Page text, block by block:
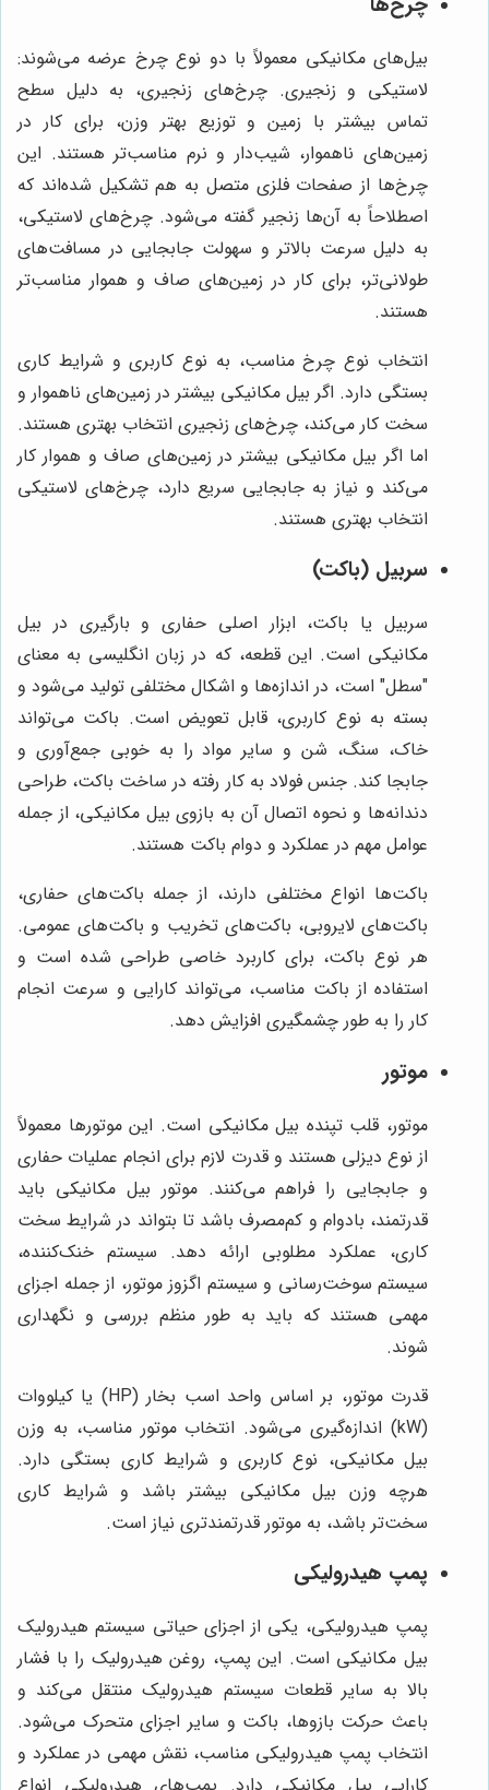
بیل‌های مکانیکی معمولاً با دو نوع چرخ عرضه می‌شوند:
لاستیکی و زنجیری. چرخ‌های زنجیری، به دلیل سطح
تماس بیشتر با زمین و توزیع بهتر وزن، برای کار در
زمین‌های ناهموار، شیب‌دار و نرم مناسب‌تر هستند. این
چرخ‌ها از صفحات فلزی متصل به هم تشکیل شده‌اند که
اصطلاحاً به آن‌ها زنجیر گفته می‌شود. چرخ‌های لاستیکی،
به دلیل سرعت بالاتر و سهولت جابجایی در مسافت‌های
طولانی‌تر، برای کار در زمین‌های صاف و هموار مناسب‌تر
هستند.
انتخاب نوع چرخ مناسب، به نوع کاربری و شرایط کاری
بستگی دارد. اگر بیل مکانیکی بیشتر در زمین‌های ناهموار و
سخت کار می‌کند، چرخ‌های زنجیری انتخاب بهتری هستند.
اما اگر بیل مکانیکی بیشتر در زمین‌های صاف و هموار کار
می‌کند و نیاز به جابجایی سریع دارد، چرخ‌های لاستیکی
انتخاب بهتری هستند.
سربیل (باکت)
سربیل یا باکت، ابزار اصلی حفاری و بارگیری در بیل
مکانیکی است. این قطعه، که در زبان انگلیسی به معنای
"سطل" است، در اندازه‌ها و اشکال مختلفی تولید می‌شود و
بسته به نوع کاربری، قابل تعویض است. باکت می‌تواند
خاک، سنگ، شن و سایر مواد را به خوبی جمع‌آوری و
جابجا کند. جنس فولاد به کار رفته در ساخت باکت، طراحی
دندانه‌ها و نحوه اتصال آن به بازوی بیل مکانیکی، از جمله
عوامل مهم در عملکرد و دوام باکت هستند.
باکت‌ها انواع مختلفی دارند، از جمله باکت‌های حفاری،
باکت‌های لایروبی، باکت‌های تخریب و باکت‌های عمومی.
هر نوع باکت، برای کاربرد خاصی طراحی شده است و
استفاده از باکت مناسب، می‌تواند کارایی و سرعت انجام
کار را به طور چشمگیری افزایش دهد.
موتور
موتور، قلب تپنده بیل مکانیکی است. این موتورها معمولاً
از نوع دیزلی هستند و قدرت لازم برای انجام عملیات حفاری
و جابجایی را فراهم می‌کنند. موتور بیل مکانیکی باید
قدرتمند، بادوام و کم‌مصرف باشد تا بتواند در شرایط سخت
کاری، عملکرد مطلوبی ارائه دهد. سیستم خنک‌کننده،
سیستم سوخت‌رسانی و سیستم اگزوز موتور، از جمله اجزای
مهمی هستند که باید به طور منظم بررسی و نگهداری
شوند.
قدرت موتور، بر اساس واحد اسب بخار (HP) یا کیلووات
(kW) اندازه‌گیری می‌شود. انتخاب موتور مناسب، به وزن
بیل مکانیکی، نوع کاربری و شرایط کاری بستگی دارد.
هرچه وزن بیل مکانیکی بیشتر باشد و شرایط کاری
سخت‌تر باشد، به موتور قدرتمندتری نیاز است.
پمپ هیدرولیکی
پمپ هیدرولیکی، یکی از اجزای حیاتی سیستم هیدرولیک
بیل مکانیکی است. این پمپ، روغن هیدرولیک را با فشار
بالا به سایر قطعات سیستم هیدرولیک منتقل می‌کند و
باعث حرکت بازوها، باکت و سایر اجزای متحرک می‌شود.
انتخاب پمپ هیدرولیکی مناسب، نقش مهمی در عملکرد و